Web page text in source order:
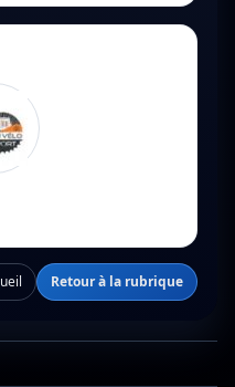
Retour à la rubrique